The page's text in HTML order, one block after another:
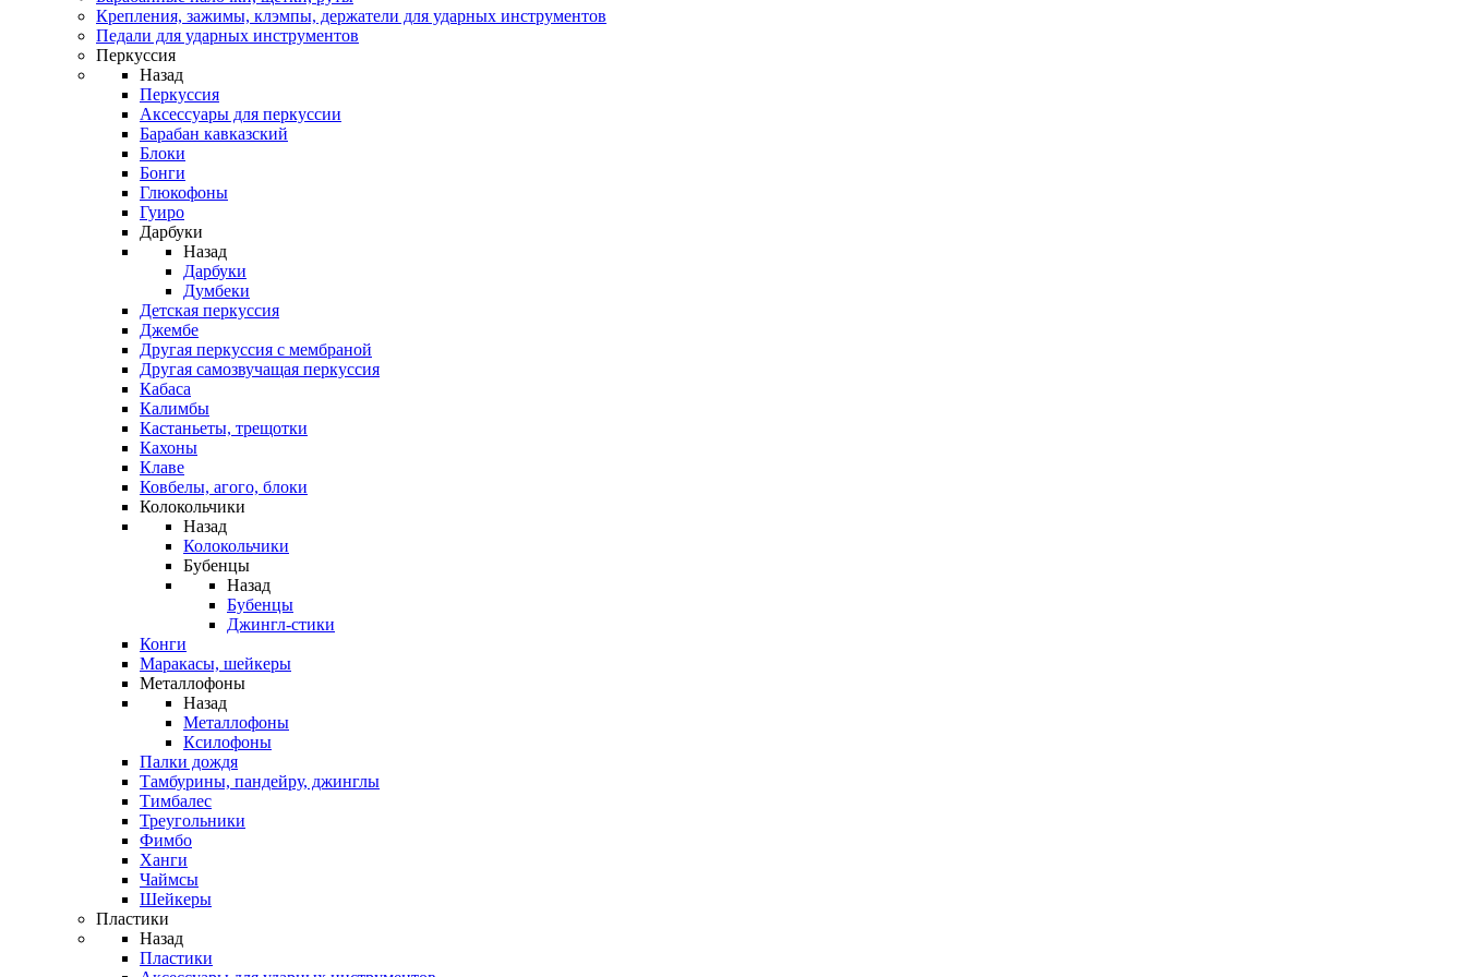
Крепления, зажимы, клэмпы, держатели для ударных инструментов
Педали для ударных инструментов
Перкуссия
Назад
Перкуссия
Аксессуары для перкуссии
Барабан кавказский
Блоки
Бонги
Глюкофоны
Гуиро
Дарбуки
Назад
Дарбуки
Думбеки
Детская перкуссия
Джембе
Другая перкуссия с мембраной
Другая самозвучащая перкуссия
Кабаса
Калимбы
Кастаньеты, трещотки
Кахоны
Клаве
Ковбелы, агого, блоки
Колокольчики
Назад
Колокольчики
Бубенцы
Назад
Бубенцы
Джингл-стики
Конги
Маракасы, шейкеры
Металлофоны
Назад
Металлофоны
Ксилофоны
Палки дождя
Тамбурины, пандейру, джинглы
Тимбалес
Треугольники
Фимбо
Ханги
Чаймсы
Шейкеры
Пластики
Назад
Пластики